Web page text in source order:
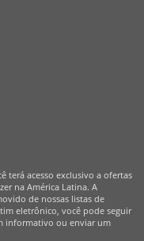
terá acesso exclusivo a ofertas
na América Latina. A
de nossas listas de
eletrônico, você pode seguir
informativo ou enviar um